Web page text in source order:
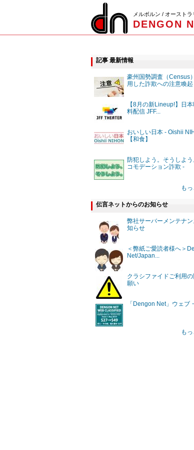
メルボルン / オーストラ
DENGON
記事 最新情報
豪州国勢調査（Census
用した詐欺への注意喚起
【8月の新Lineup!】日
料配信 JFF...
おいしい日本 - Oishii
【和食】
防犯しよう。そうしよう
コモデーション詐欺 -
も
伝言ネットからのお知らせ
弊社サーバーメンテナン
知らせ
＜弊紙ご愛読者様へ＞
Net/Japan...
クラシファイドご利用
願い
「Dengon Net」ウェブ
も